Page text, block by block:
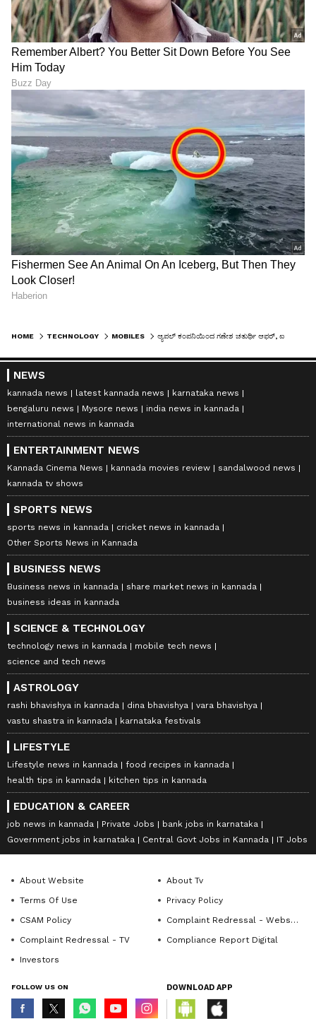
HOME TECHNOLOGY MOBILES
NEWS
kannada news latest kannada news
karnataka news
bengaluru news
Mysore news
india news in kannada
international news in kannada
ENTERTAINMENT NEWS
Kannada Cinema News kannada movies review
sandalwood news
kannada tv shows
SPORTS NEWS
sports news in kannada
cricket news in kannada
Other Sports News in Kannada
BUSINESS NEWS
Business news in kannada
share market news in kannada
business ideas in kannada
SCIENCE & TECHNOLOGY
technology news in kannada
mobile tech news
science and tech news
ASTROLOGY
rashi bhavishya in kannada dina bhavishya
vara bhavishya
vastu shastra in kannada
karnataka festivals
LIFESTYLE
Lifestyle news in kannada
food recipes in kannada
health tips in kannada
kitchen tips in kannada
EDUCATION & CAREER
job news in kannada Private Jobs
bank jobs in karnataka
Government jobs in karnataka
Central Govt Jobs in Kannada IT Jobs
About Website
About Tv
Terms Of Use
Privacy Policy
CSAM Policy
Complaint Redressal - Website
Complaint Redressal - TV
Compliance Report Digital
Investors
FOLLOW US ON DOWNLOAD APP